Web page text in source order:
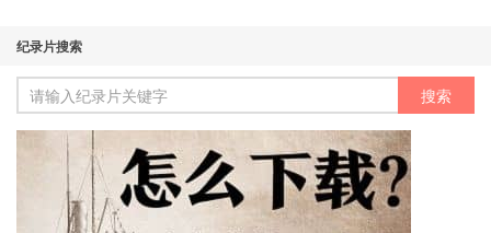
纪录片搜索